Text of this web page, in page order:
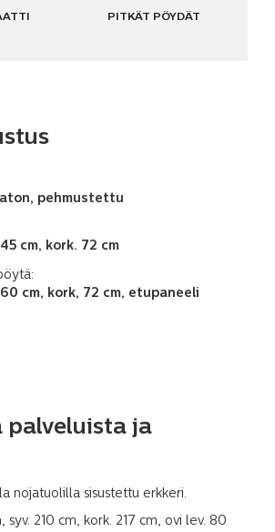
PITKÄT PÖYDÄT
pehmustettu
cm, kork. 72 cm
60 cm, kork, 72 cm, etupaneeli
palveluista ja
nojatuolilla sisustettu erkkeri.
syv. 210 cm, kork. 217 cm, ovi lev. 80